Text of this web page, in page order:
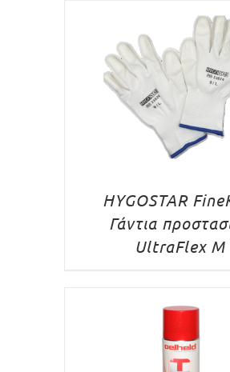
HYGOSTAR
Γάντια
UltraFlex M